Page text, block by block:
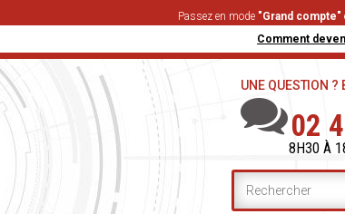
Passez en mode "Grand compte"
Comment
UNE QUESTION ?
02
8H30 À